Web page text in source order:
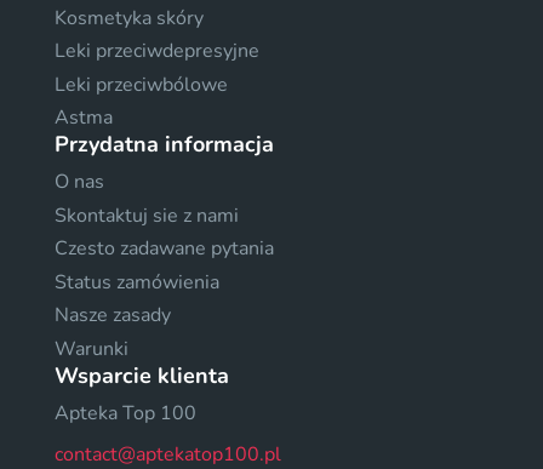
Kosmetyka skóry
Leki przeciwdepresyjne
Leki przeciwbólowe
Astma
Przydatna informacja
O nas
Skontaktuj sie z nami
Czesto zadawane pytania
Status zamówienia
Nasze zasady
Warunki
Wsparcie klienta
Apteka Top 100
contact@aptekatop100.pl